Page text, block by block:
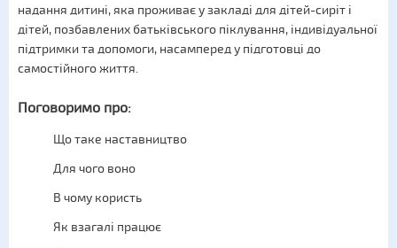
надання дитині, яка проживає у закладі для дітей-сиріт і
дітей, позбавлених батьківського піклування, індивідуальної
підтримки та допомоги, насамперед у підготовці до
самостійного життя.
Поговоримо про:
Що таке наставництво
Для чого воно
В чому користь
Як взагалі працює